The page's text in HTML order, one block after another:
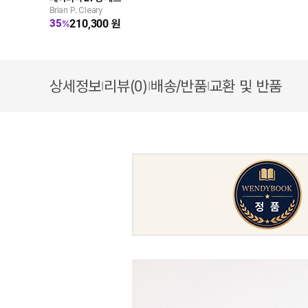
Brian P. Cleary
35%210,300 원
상세정보|리뷰(0)|배송/반품|교환 및 반품